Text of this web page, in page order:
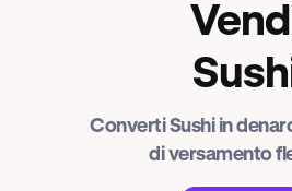
Converti Sushi in
di versamento